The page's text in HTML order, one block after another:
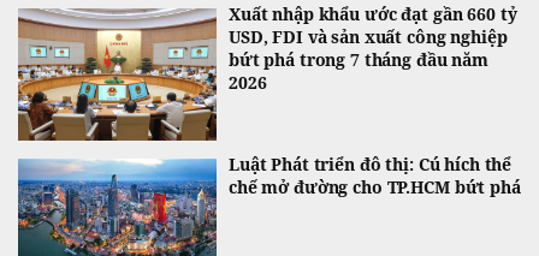
Xuất nhập khẩu ước đạt gần 660 tỷ
USD, FDI và sản xuất công nghiệp
bứt phá trong 7 tháng đầu năm
2026
Luật Phát triển đô thị: Cú hích thể
chế mở đường cho TP.HCM bứt phá